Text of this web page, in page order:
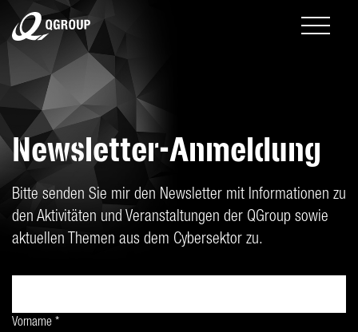
Newsletter-Anmeldung
Bitte senden Sie mir den Newsletter mit Informationen zu
den Aktivitäten und Veranstaltungen der QGroup sowie
aktuellen Themen aus dem Cybersektor zu.
Vorname *